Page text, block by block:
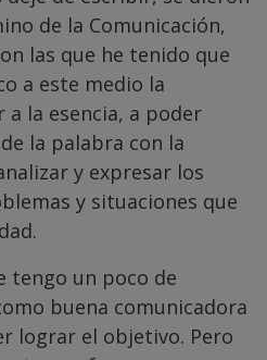
de la Comunicación,
las que he tenido que
a este medio la
la esencia, a poder
la palabra con la
y expresar los
y situaciones que
tengo un poco de
buena comunicadora
lograr el objetivo. Pero